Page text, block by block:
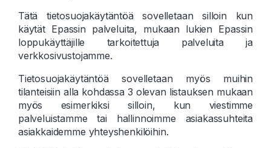
Tätä tietosuojakäytäntöä sovelletaan silloin kun
käytät Epassin palveluita, mukaan lukien Epassin
loppukäyttäjille tarkoitettuja palveluita ja
verkkosivustojamme.
Tietosuojakäytäntöä sovelletaan myös muihin
tilanteisiin alla kohdassa 3 olevan listauksen mukaan
myös esimerkiksi silloin, kun viestimme
palveluistamme tai hallinnoimme asiakassuhteita
asiakkaidemme yhteyshenkilöihin.